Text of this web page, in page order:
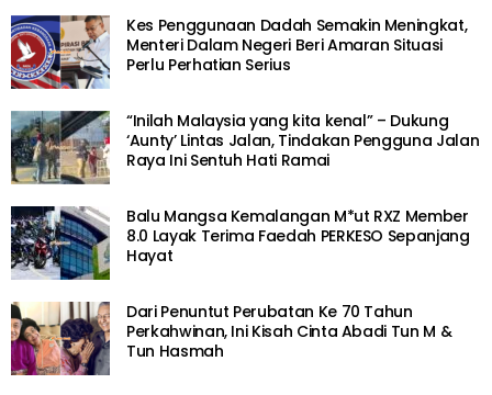
Kes Penggunaan Dadah Semakin Meningkat,
Menteri Dalam Negeri Beri Amaran Situasi
Perlu Perhatian Serius
“Inilah Malaysia yang kita kenal” – Dukung
‘Aunty’ Lintas Jalan, Tindakan Pengguna Jalan
Raya Ini Sentuh Hati Ramai
Balu Mangsa Kemalangan M*ut RXZ Member
8.0 Layak Terima Faedah PERKESO Sepanjang
Hayat
Dari Penuntut Perubatan Ke 70 Tahun
Perkahwinan, Ini Kisah Cinta Abadi Tun M &
Tun Hasmah